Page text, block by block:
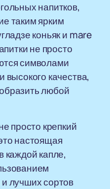
напитков,
таким ярким
коньяк и mare
не просто
символами
высокого качества,
любой
просто крепкий
настоящая
каждой капле,
лучших сортов